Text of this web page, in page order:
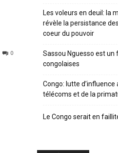
0
Les voleurs en deuil: la
révèle la persistance
coeur du pouvoir
Sassou Nguesso est
congolaises
Congo: lutte
télécoms et de la
Le Congo serait en